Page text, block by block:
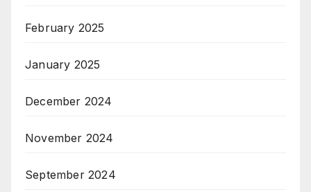
February 2025
January 2025
December 2024
November 2024
September 2024